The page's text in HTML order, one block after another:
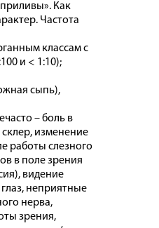
Как
Частота
классам с
и < 1:10);
сыпь),
– боль в
изменение
работы слезного
в поле зрения
видение
неприятные
нерва,
зрения,